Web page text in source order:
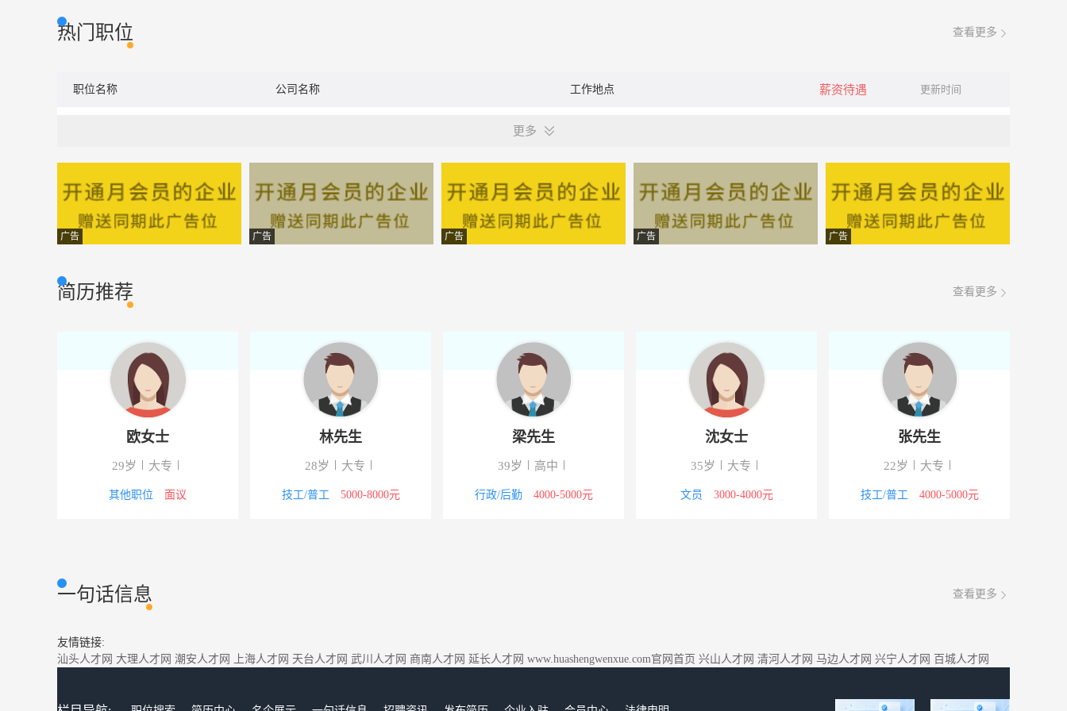
热门职位 查看更多
职位名称 公司名称 工作地点 薪资待遇 更新时间
更多
广告 广告 广告 广告 广告
简历推荐 查看更多
欧女士
29岁 大专
其他职位 面议
林先生
28岁 大专
技工/普工 5000-8000元
梁先生
39岁 高中
行政/后勤 4000-5000元
沈女士
35岁 大专
文员 3000-4000元
张先生
22岁 大专
技工/普工 4000-5000元
一句话信息 查看更多
友情链接:
汕头人才网 大理人才网 潮安人才网 上海人才网 天台人才网 武川人才网 商南人才网 延长人才网 www.huashengwenxue.com官网首页 兴山人才网 清河人才网 马边人才网 兴宁人才网 百城人才网